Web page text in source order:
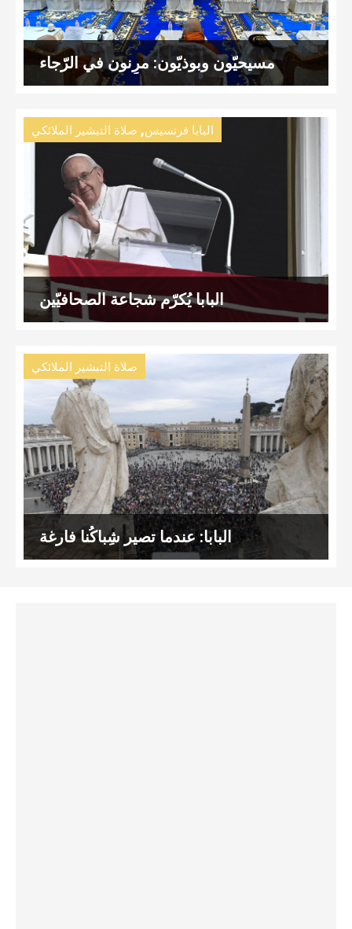
مسيحيّون وبوذيّون: مرِنون في الرّجاء
البابا فرنسيس, صلاة التبشير الملائكي
البابا يُكرّم شجاعة الصحافيّين
صلاة التبشير الملائكي
البابا: عندما تصير شِباكُنا فارغة